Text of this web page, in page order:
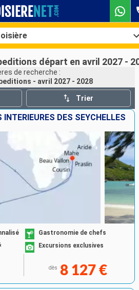
Compagnies
Rechercher
départ en avril 2027 -
de recherche :
- avril 2027 - 2028
Trier
INTÉRIEURES DES SEYCHELLES
Gastronomie de chefs
Excursions exclusives
dès 8 127 €